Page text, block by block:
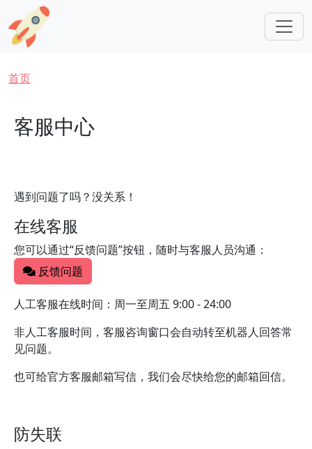
跳转到主要内容
面包屑
首页
客服中心
遇到问题了吗？没关系！
在线客服
您可以通过“反馈问题”按钮，随时与客服人员沟通：
反馈问题
人工客服在线时间：周一至周五 9:00 - 24:00
非人工客服时间，客服咨询窗口会自动转至机器人回答常
见问题。
也可给官方客服邮箱写信，我们会尽快给您的邮箱回信。
防失联